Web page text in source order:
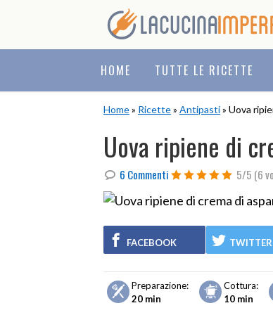
Skip
to
primary
navigation
Skip
to
main
content
Skip
to
primary
sidebar
HOME TUTTE LE RICETTE
Home» Ricette» Antipasti» Uova
Uova ripiene di
6 Commenti 5/5 (6
FACEBOOK TWITTER
Preparazione:
20 min
Cottura:
10 min